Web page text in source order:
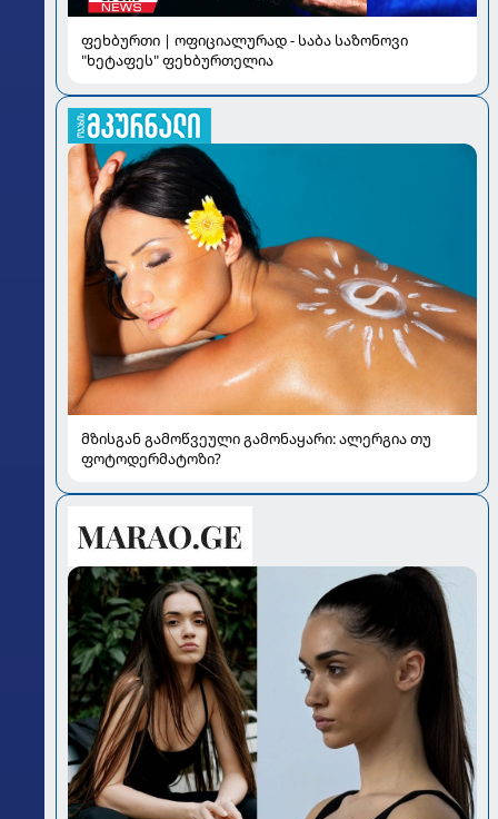
ფეხბურთი | ოფიციალურად - საბა საზონოვი
"ხეტაფეს" ფეხბურთელია
მზისგან გამოწვეული გამონაყარი: ალერგია თუ
ფოტოდერმატოზი?